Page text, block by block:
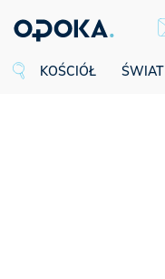
KOŚCIÓŁ ŚWIAT